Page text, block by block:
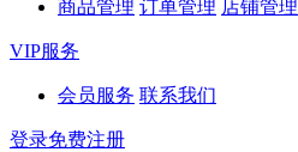
商品管理 订单管理 店铺管理
VIP服务
会员服务 联系我们
登录免费注册